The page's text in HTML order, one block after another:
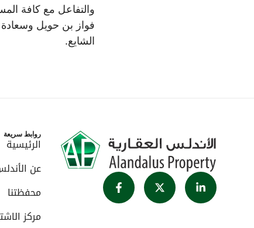
والتفاعل مع كافة
فواز بن حويل وسعادة
الشايع.
روابط سريعة
الرئيسية
عن
محفظتنا
مركز